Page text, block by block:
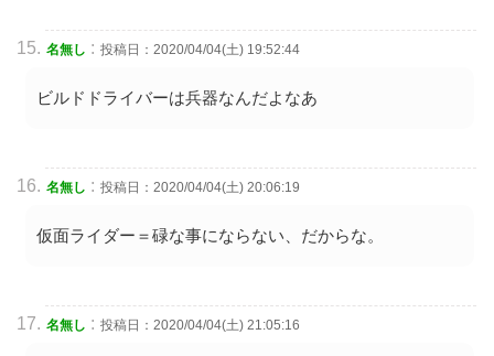
名無し : 投稿日：2020/04/04(土) 19:52:44
ビルドドライバーは兵器なんだよなあ
名無し : 投稿日：2020/04/04(土) 20:06:19
仮面ライダー＝碌な事にならない、だからな。
名無し : 投稿日：2020/04/04(土) 21:05:16